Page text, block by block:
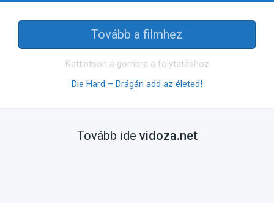
Tovább a filmhez
Kattintson a gombra a folytatáshoz
Die Hard – Drágán add az életed!
Tovább ide vidoza.net